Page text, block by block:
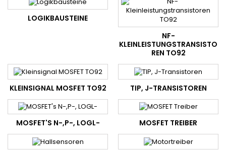
LOGIKBAUSTEINE
NF-
KLEINLEISTUNGSTRANSISTO
REN TO92
KLEINSIGNAL MOSFET TO92 TIP, J-TRANSISTOREN
MOSFET'S N-,P-, LOGL- MOSFET TREIBER